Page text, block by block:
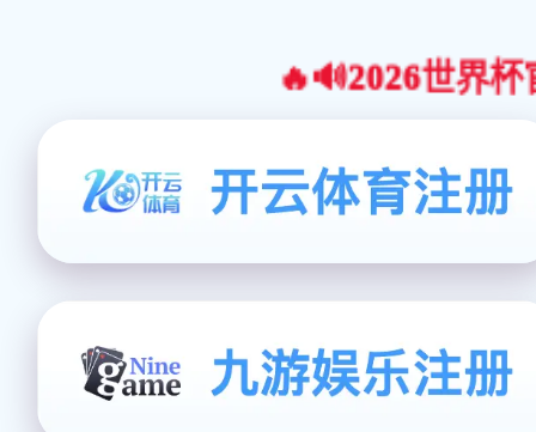
🔥🔊2026世界杯官网